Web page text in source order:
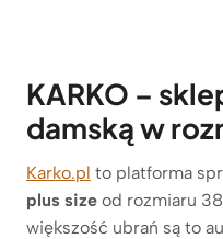
KARKO –
damską w
Karko.pl to platforma
plus size od rozmiaru
większość ubrań są to